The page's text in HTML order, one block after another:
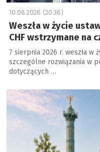
10.08.2026 (20:36)
Weszła w życie
CHF wstrzymane na
7 sierpnia 2026 r. weszła w
szczególne rozwiązania w
dotyczących …
a